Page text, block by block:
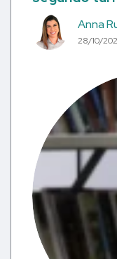
Anna
28/10/